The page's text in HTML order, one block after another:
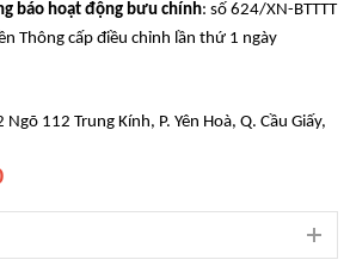
báo hoạt động bưu chính: số 624/XN-BTTTT
Thông cấp điều chỉnh lần thứ 1 ngày
112 Trung Kính, P. Yên Hoà, Q. Cầu Giấy,